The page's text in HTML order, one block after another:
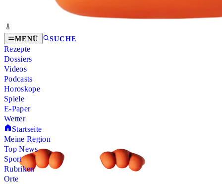
MENÜ SUCHE
Rezepte
Dossiers
Videos
Podcasts
Horoskope
Spiele
E-Paper
Wetter
Startseite
Meine Region
Top News
Sport
Rubriken
Orte